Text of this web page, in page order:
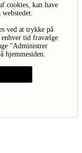
cookies, kan have
ved at trykke på
tid fravælge
"Administrer
hjemmesiden.